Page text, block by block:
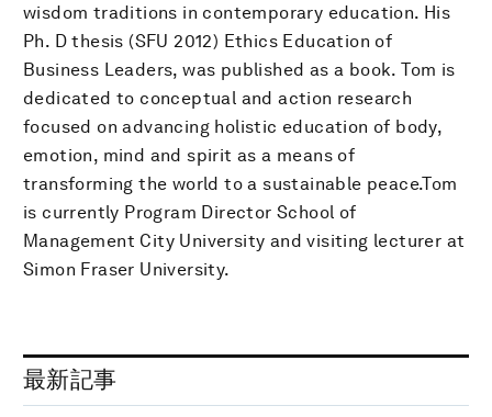
wisdom traditions in contemporary education. His
Ph. D thesis (SFU 2012) Ethics Education of
Business Leaders, was published as a book. Tom is
dedicated to conceptual and action research
focused on advancing holistic education of body,
emotion, mind and spirit as a means of
transforming the world to a sustainable peace.Tom
is currently Program Director School of
Management City University and visiting lecturer at
Simon Fraser University.
最新記事